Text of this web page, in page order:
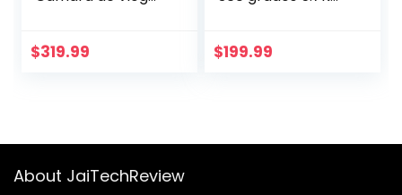
montaje en
al agua hasta 10 m,
$319.99
transferencia WiFi
construcción
$199.99
About JaiTechReview